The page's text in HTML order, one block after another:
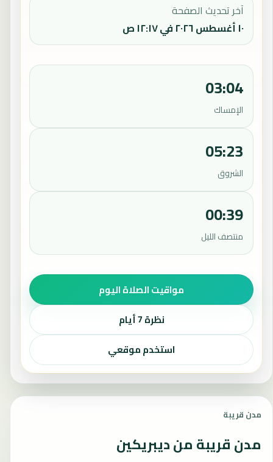
آخر تحديث الصفحة
١٠ أغسطس ٢٠٢٦ في ١٢:١٧ ص
03:04
الإمساك
05:23
الشروق
00:39
منتصف الليل
مواقيت الصلاة اليوم
نظرة 7 أيام
استخدم موقعي
مدن قريبة
مدن قريبة من ديبريكين